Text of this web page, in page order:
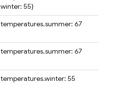
winter: 55}
temperatures.summer: 67
temperatures.summer: 67
temperatures.winter: 55